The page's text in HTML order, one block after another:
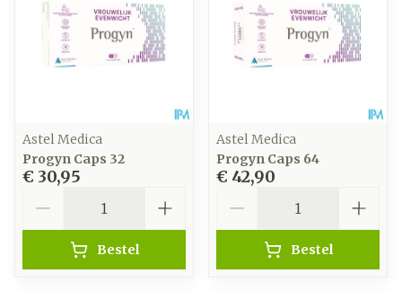
Astel Medica
Progyn Caps 32
€ 30,95
Bestel
Astel Medica
Progyn Caps 64
€ 42,90
Bestel